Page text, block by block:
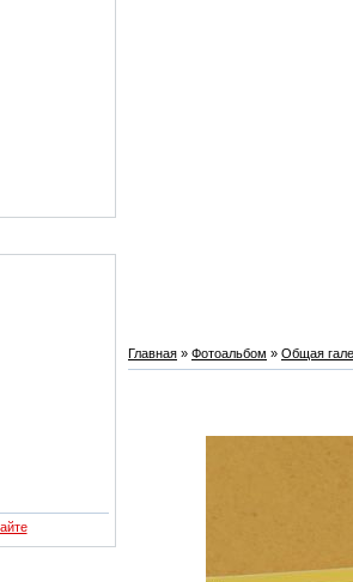
Главная » Фотоальбом » Общая